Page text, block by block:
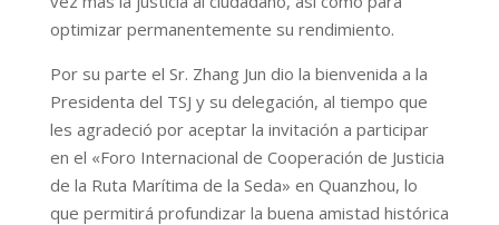
optimizar permanentemente su rendimiento.
Por su parte el Sr. Zhang Jun dio la bienvenida a la
Presidenta del TSJ y su delegación, al tiempo que
les agradeció por aceptar la invitación a participar
en el «Foro Internacional de Cooperación de Justicia
de la Ruta Marítima de la Seda» en Quanzhou, lo
que permitirá profundizar la buena amistad histórica